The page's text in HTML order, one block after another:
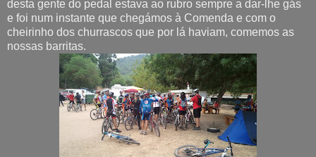
desta gente do pedal estava ao rubro sempre a dar-lhe gás
e foi num instante que chegámos à Comenda e com o
cheirinho dos churrascos que por lá haviam, comemos as
nossas barritas.